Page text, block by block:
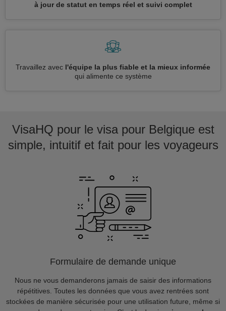
à jour de statut en temps réel et suivi complet
Travaillez avec l'équipe la plus fiable et la mieux informée
qui alimente ce système
VisaHQ pour le visa pour Belgique est
simple, intuitif et fait pour les voyageurs
Formulaire de demande unique
Nous ne vous demanderons jamais de saisir des informations
répétitives. Toutes les données que vous avez rentrées sont
stockées de manière sécurisée pour une utilisation future, même si